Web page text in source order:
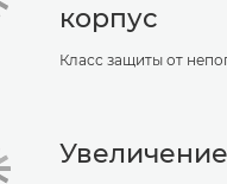
корпус
Класс защиты от
Увеличение